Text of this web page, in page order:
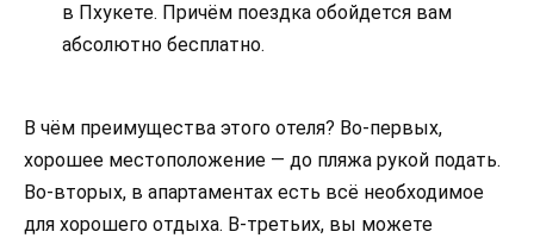
в Пхукете. Причём поездка обойдется вам
абсолютно бесплатно.
В чём преимущества этого отеля? Во-первых,
хорошее местоположение — до пляжа рукой подать.
Во-вторых, в апартаментах есть всё необходимое
для хорошего отдыха. В-третьих, вы можете